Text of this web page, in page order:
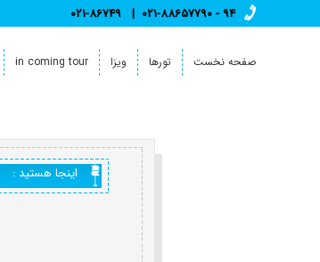
021-88657790 - 94
021-86749
صفحه نخست تورها ویزا in coming tour
اینجا هستید :